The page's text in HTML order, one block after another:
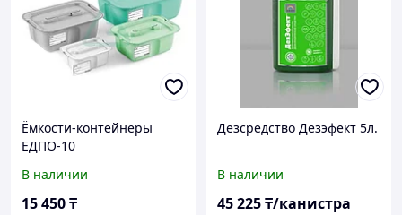
Ёмкости-контейнеры
ЕДПО-10
В наличии
15 450₸
Дезсредство Дезэфект 5л.
В наличии
45 225₸/канистра